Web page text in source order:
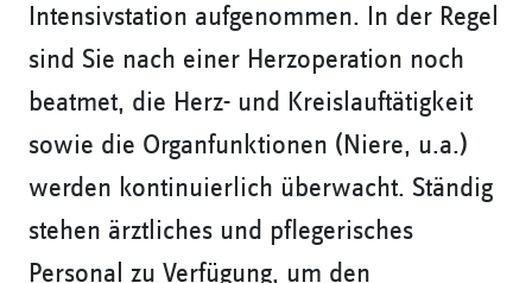
Intensivstation aufgenommen. In der Regel
sind Sie nach einer Herzoperation noch
beatmet, die Herz- und Kreislauftätigkeit
sowie die Organfunktionen (Niere, u.a.)
werden kontinuierlich überwacht. Ständig
stehen ärztliches und pflegerisches
Personal zu Verfügung, um den